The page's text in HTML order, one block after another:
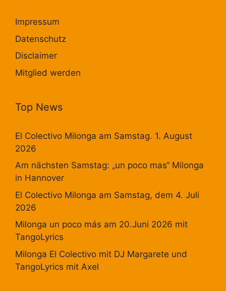
Impressum
Datenschutz
Disclaimer
Mitglied werden
Top News
El Colectivo Milonga am Samstag. 1. August
2026
Am nächsten Samstag: „un poco mas“ Milonga
in Hannover
El Colectivo Milonga am Samstag, dem 4. Juli
2026
Milonga un poco más am 20.Juni 2026 mit
TangoLyrics
Milonga El Colectivo mit DJ Margarete und
TangoLyrics mit Axel